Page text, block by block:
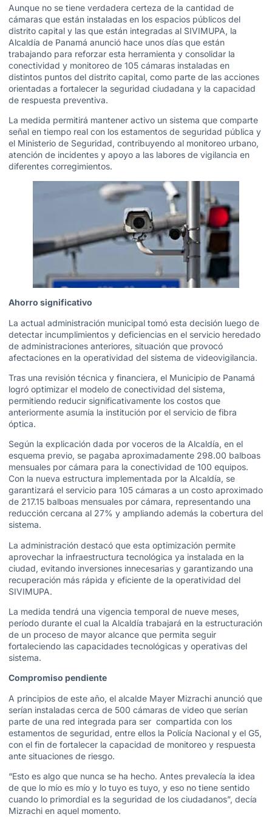
Aunque no se tiene verdadera certeza de la cantidad de
cámaras que están instaladas en los espacios públicos del
distrito capital y las que están integradas al SIVIMUPA, la
Alcaldía de Panamá anunció hace unos días que están
trabajando para reforzar esta herramienta y consolidar la
conectividad y monitoreo de 105 cámaras instaladas en
distintos puntos del distrito capital, como parte de las acciones
orientadas a fortalecer la seguridad ciudadana y la capacidad
de respuesta preventiva.
La medida permitirá mantener activo un sistema que comparte
señal en tiempo real con los estamentos de seguridad pública y
el Ministerio de Seguridad, contribuyendo al monitoreo urbano,
atención de incidentes y apoyo a las labores de vigilancia en
diferentes corregimientos.
Ahorro significativo
La actual administración municipal tomó esta decisión luego de
detectar incumplimientos y deficiencias en el servicio heredado
de administraciones anteriores, situación que provocó
afectaciones en la operatividad del sistema de videovigilancia.
Tras una revisión técnica y financiera, el Municipio de Panamá
logró optimizar el modelo de conectividad del sistema,
permitiendo reducir significativamente los costos que
anteriormente asumía la institución por el servicio de fibra
óptica.
Según la explicación dada por voceros de la Alcaldía, en el
esquema previo, se pagaba aproximadamente 298.00 balboas
mensuales por cámara para la conectividad de 100 equipos.
Con la nueva estructura implementada por la Alcaldía, se
garantizará el servicio para 105 cámaras a un costo aproximado
de 217.15 balboas mensuales por cámara, representando una
reducción cercana al 27% y ampliando además la cobertura del
sistema.
La administración destacó que esta optimización permite
aprovechar la infraestructura tecnológica ya instalada en la
ciudad, evitando inversiones innecesarias y garantizando una
recuperación más rápida y eficiente de la operatividad del
SIVIMUPA.
La medida tendrá una vigencia temporal de nueve meses,
período durante el cual la Alcaldía trabajará en la estructuración
de un proceso de mayor alcance que permita seguir
fortaleciendo las capacidades tecnológicas y operativas del
sistema.
Compromiso pendiente
A principios de este año, el alcalde Mayer Mizrachi anunció que
serían instaladas cerca de 500 cámaras de video que serían
parte de una red integrada para ser compartida con los
estamentos de seguridad, entre ellos la Policía Nacional y el G5,
con el fin de fortalecer la capacidad de monitoreo y respuesta
ante situaciones de riesgo.
“Esto es algo que nunca se ha hecho. Antes prevalecía la idea
de que lo mío es mío y lo tuyo es tuyo, y eso no tiene sentido
cuando lo primordial es la seguridad de los ciudadanos”, decía
Mizrachi en aquel momento.